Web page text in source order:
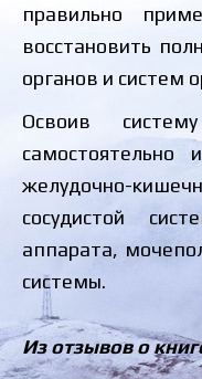
правильно
восстановить
органов и систем
Освоив
самостоятельно
желудочно-
сосудистой
аппарата,
системы.
Из отзывов о